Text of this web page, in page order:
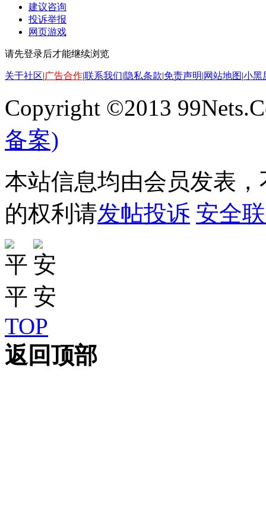
建议咨询
投诉举报
网页游戏
请先登录后才能继续浏览
关于社区|广告合作|联系我们|隐私条款|免责声明|网站地图|小黑
Copyright ©2013
备案)
本站信息均由会员发表
的权利请发帖投诉 安全
TOP
返回顶部